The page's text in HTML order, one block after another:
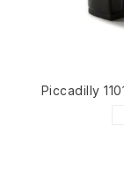
Piccadilly